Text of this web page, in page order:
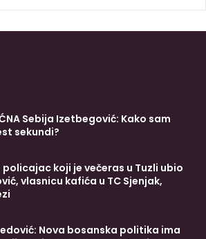
Sebija Izetbegović: Kako sam
sekundi?
policajac koji je večeras u Tuzli ubio
vlasnicu kafića u TC Sjenjak,
Nova bosanska politika ima